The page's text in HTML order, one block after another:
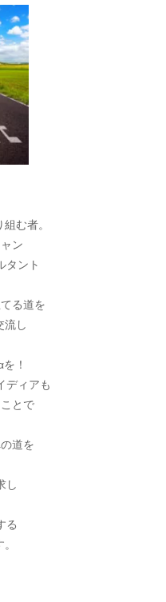
む者。
ン
タント
る道を
流し
！
ディアも
とで
道を
し
る